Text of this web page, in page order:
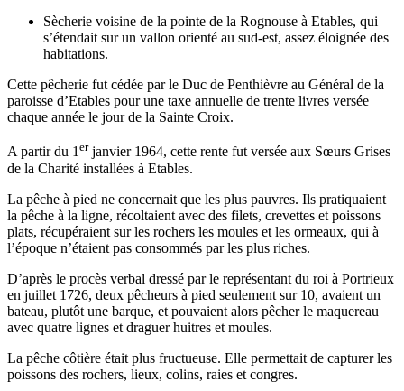
Sècherie voisine de la pointe de la Rognouse à Etables, qui
s’étendait sur un vallon orienté au sud-est, assez éloignée des
habitations.
Cette pêcherie fut cédée par le Duc de Penthièvre au Général de la
paroisse d’Etables pour une taxe annuelle de trente livres versée
chaque année le jour de la Sainte Croix.
A partir du 1erjanvier 1964, cette rente fut versée aux Sœurs Grises
de la Charité installées à Etables.
La pêche à pied ne concernait que les plus pauvres. Ils pratiquaient
la pêche à la ligne, récoltaient avec des filets, crevettes et poissons
plats, récupéraient sur les rochers les moules et les ormeaux, qui à
l’époque n’étaient pas consommés par les plus riches.
D’après le procès verbal dressé par le représentant du roi à Portrieux
en juillet 1726, deux pêcheurs à pied seulement sur 10, avaient un
bateau, plutôt une barque, et pouvaient alors pêcher le maquereau
avec quatre lignes et draguer huitres et moules.
La pêche côtière était plus fructueuse. Elle permettait de capturer les
poissons des rochers, lieux, colins, raies et congres.